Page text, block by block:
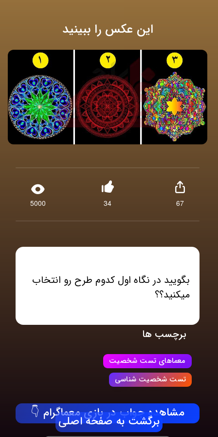
این عکس را ببینید
5000 34 67
بگویید در نگاه اول کدوم طرح رو انتخاب
میکنید؟؟
برچسب ها
معماهای تست شخصیت
تست شخصیت شناسی
مشاهده جواب در بازی معماگرام 👇
برگشت به صفحه اصلی